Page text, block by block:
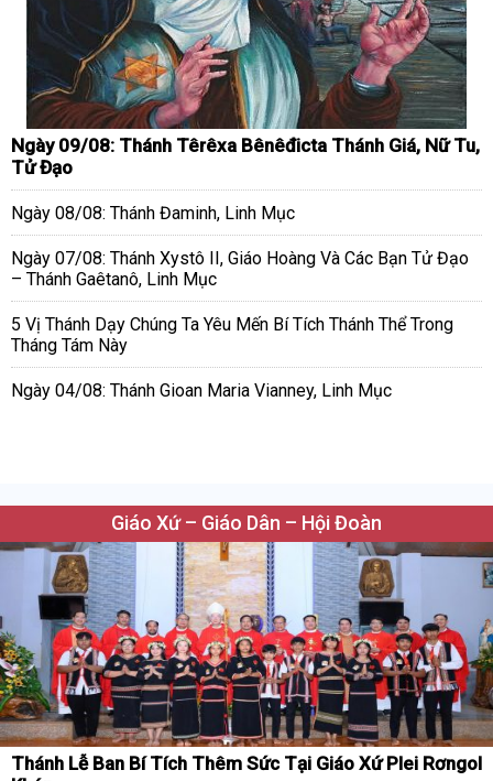
Ngày 09/08: Thánh Têrêxa Bênêđicta Thánh Giá, Nữ Tu,
Tử Đạo
Ngày 08/08: Thánh Đaminh, Linh Mục
Ngày 07/08: Thánh Xystô II, Giáo Hoàng Và Các Bạn Tử Đạo
– Thánh Gaêtanô, Linh Mục
5 Vị Thánh Dạy Chúng Ta Yêu Mến Bí Tích Thánh Thể Trong
Tháng Tám Này
Ngày 04/08: Thánh Gioan Maria Vianney, Linh Mục
Giáo Xứ – Giáo Dân – Hội Đoàn
Thánh Lễ Ban Bí Tích Thêm Sức Tại Giáo Xứ Plei Rơngol